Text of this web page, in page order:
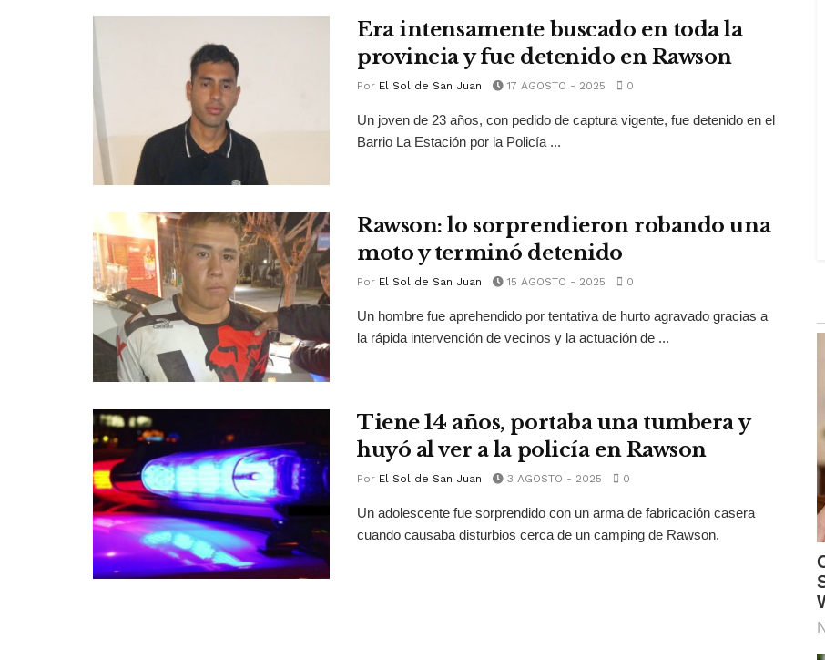
Era intensamente buscado en toda la
provincia y fue detenido en Rawson
Por El Sol de San Juan 17 AGOSTO - 2025 0
Un joven de 23 años, con pedido de captura vigente, fue detenido en el
Barrio La Estación por la Policía ...
Rawson: lo sorprendieron robando una
moto y terminó detenido
Por El Sol de San Juan 15 AGOSTO - 2025 0
Un hombre fue aprehendido por tentativa de hurto agravado gracias a
la rápida intervención de vecinos y la actuación de ...
Tiene 14 años, portaba una tumbera y
huyó al ver a la policía en Rawson
Por El Sol de San Juan 3 AGOSTO - 2025 0
Un adolescente fue sorprendido con un arma de fabricación casera
cuando causaba disturbios cerca de un camping de Rawson.